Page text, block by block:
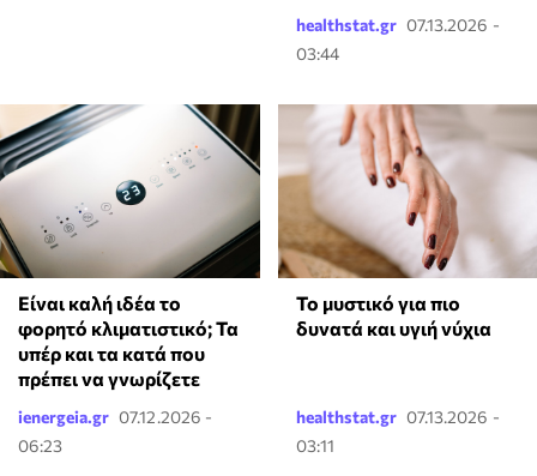
healthstat.gr 07.13.2026 -
03:44
Είναι καλή ιδέα το
φορητό κλιματιστικό; Τα
υπέρ και τα κατά που
πρέπει να γνωρίζετε
ienergeia.gr 07.12.2026 -
06:23
Το μυστικό για πιο
δυνατά και υγιή νύχια
healthstat.gr 07.13.2026 -
03:11